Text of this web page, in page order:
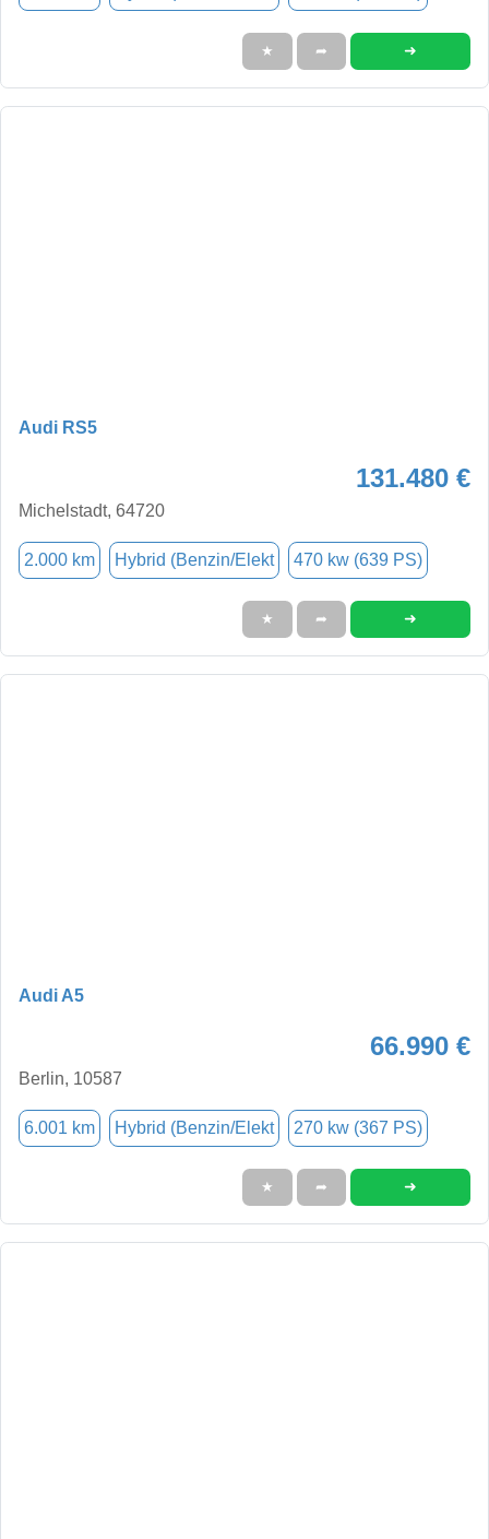
★ ➦ ➜
Audi RS5
131.480 €
Michelstadt, 64720
2.000 km Hybrid (Benzin/Elekt 470 kw (639 PS)
★ ➦ ➜
Audi A5
66.990 €
Berlin, 10587
6.001 km Hybrid (Benzin/Elekt 270 kw (367 PS)
★ ➦ ➜